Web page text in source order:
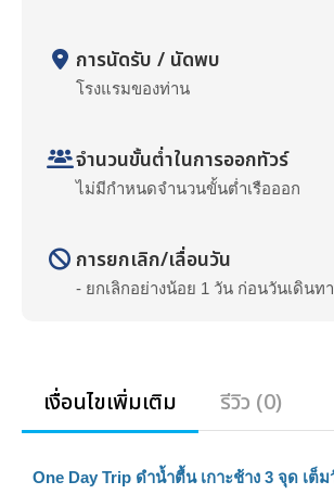
การนัดรับ / นัดพบ
โรงแรมของท่าน
จำนวนขั้นต่ำในการออกทัวร์
ไม่มีกำหนดจำนวนขั้นต่ำเรือออก
การยกเลิก/เลื่อนวัน
- ยกเลิกอย่างน้อย 1 วัน ก่อนวันเดินท
เงื่อนไขเพิ่มเติม รีวิว (0)
One Day Trip ดำน้ำตื้น เกาะช้าง 3 จุด เต็